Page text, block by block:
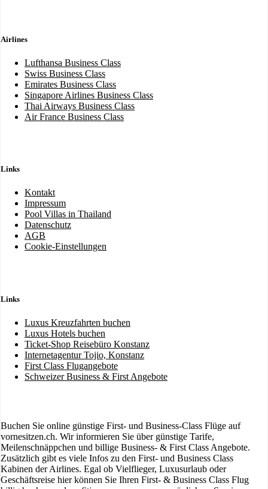
Airlines
Lufthansa Business Class
Swiss Business Class
Emirates Business Class
Singapore Airlines Business Class
Thai Airways Business Class
Air France Business Class
Links
Kontakt
Impressum
Pool Villas in Thailand
Datenschutz
AGB
Cookie-Einstellungen
Links
Luxus Kreuzfahrten buchen
Luxus Hotels buchen
Ticket-Shop Reisebüro Konstanz
Internetagentur Tojio, Konstanz
First Class Flugangebote
Schweizer Business & First Angebote
Buchen Sie online günstige First- und Business-Class Flüge auf
vornesitzen.ch. Wir informieren Sie über günstige Tarife,
Meilenschnäppchen und billige Business- & First Class Angebote.
Zusätzlich gibt es viele Infos zu den First- und Business Class
Kabinen der Airlines. Egal ob Vielflieger, Luxusurlaub oder
Geschäftsreise hier können Sie Ihren First- & Business Class Flug